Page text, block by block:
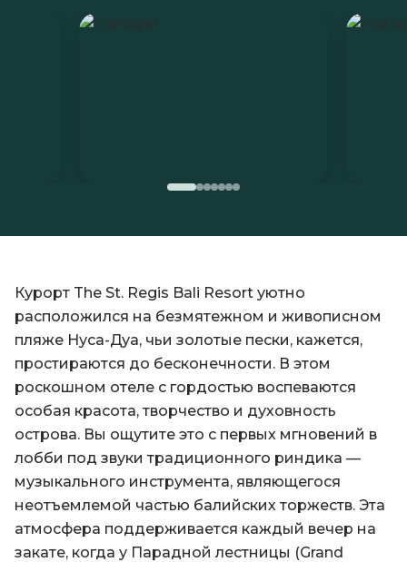
Курорт The St. Regis Bali Resort уютно
расположился на безмятежном и живописном
пляже Нуса-Дуа, чьи золотые пески, кажется,
простираются до бесконечности. В этом
роскошном отеле с гордостью воспеваются
особая красота, творчество и духовность
острова. Вы ощутите это с первых мгновений в
лобби под звуки традиционного риндика —
музыкального инструмента, являющегося
неотъемлемой частью балийских торжеств. Эта
атмосфера поддерживается каждый вечер на
закате, когда у Парадной лестницы (Grand